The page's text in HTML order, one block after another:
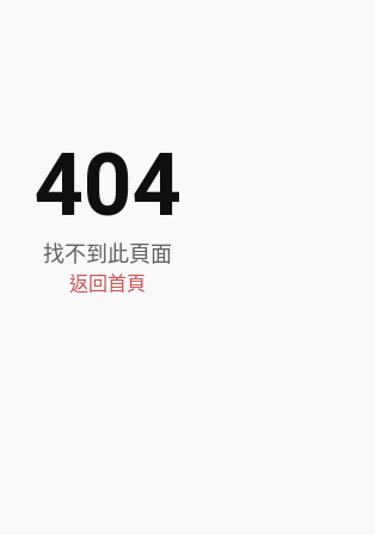
404
找不到此頁面
返回首頁